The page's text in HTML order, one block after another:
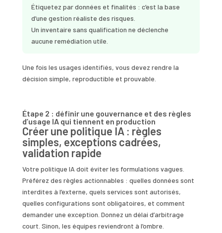
Étiquetez par données et finalités : c’est la base
d’une gestion réaliste des risques.
Un inventaire sans qualification ne déclenche
aucune remédiation utile.
Une fois les usages identifiés, vous devez rendre la
décision simple, reproductible et prouvable.
Étape 2 : définir une gouvernance et des règles
d’usage IA qui tiennent en production
Créer une politique IA : règles
simples, exceptions cadrées,
validation rapide
Votre politique IA doit éviter les formulations vagues.
Préférez des règles actionnables : quelles données sont
interdites à l’externe, quels services sont autorisés,
quelles configurations sont obligatoires, et comment
demander une exception. Donnez un délai d’arbitrage
court. Sinon, les équipes reviendront à l’ombre.